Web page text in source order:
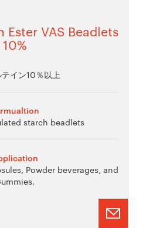
Ester VAS Beadlets
10%
テイン10％以上
starch beadlets
Powder beverages, and